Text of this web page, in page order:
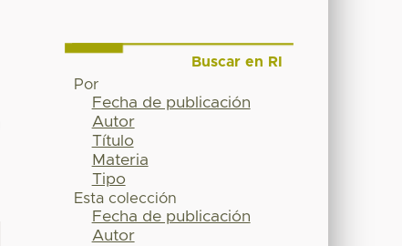
Buscar en RI
Por
Fecha de publicación
Autor
Título
Materia
Tipo
Esta colección
Fecha de publicación
Autor